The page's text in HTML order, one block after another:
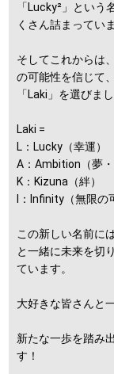
「Lucky²」という
くさん詰まってい
そしてこれからは
の可能性を信じて
「Laki」を選びまし
Laki =
L：Lucky（幸運）
A：Ambition（夢・
K：Kizuna（絆）
I：Infinity（無限の
この新しい名前に
と一緒に未来を切
ています。
大好きな皆さんと
新たな一歩を踏み
す！